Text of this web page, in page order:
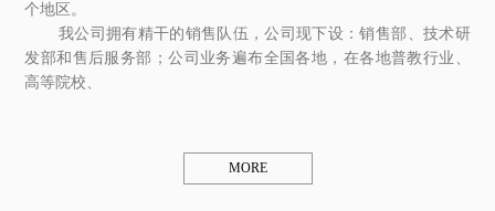
个地区。
我公司拥有精干的销售队伍，公司现下设：销售部、技术研
发部和售后服务部；公司业务遍布全国各地，在各地普教行业、
高等院校、
MORE